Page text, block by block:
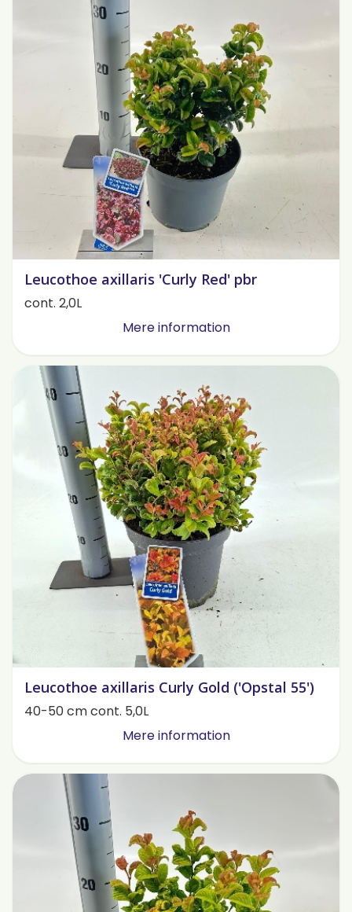
Leucothoe axillaris 'Curly Red' pbr
cont. 2,0L
Mere information
Leucothoe axillaris Curly Gold ('Opstal 55')
40-50 cm cont. 5,0L
Mere information